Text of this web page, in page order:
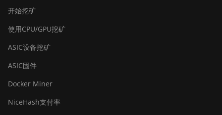
开始挖矿
使用CPU/GPU挖矿
ASIC设备挖矿
ASIC固件
Docker Miner
NiceHash支付率